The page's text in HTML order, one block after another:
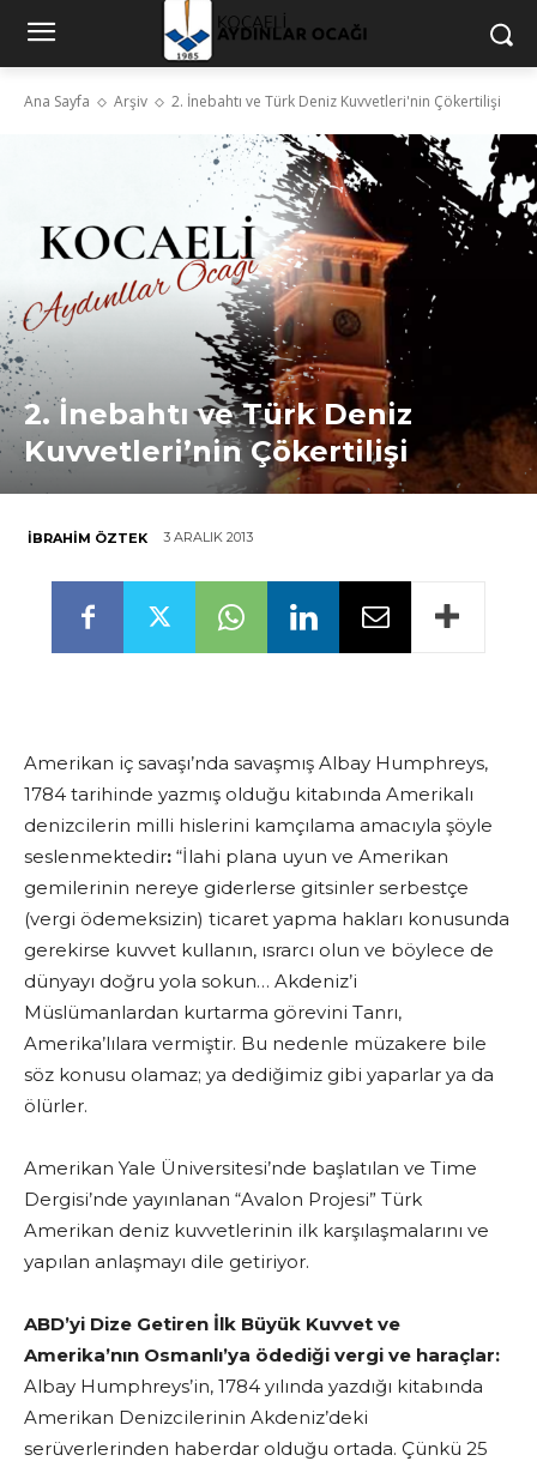
Ana Sayfa Arşiv 2. İnebahtı ve Türk Deniz Kuvvetleri'nin Çökertilişi
2. İnebahtı ve Türk Deniz
Kuvvetleri’nin Çökertilişi
İBRAHIM ÖZTEK 3 ARALIK 2013
Amerikan iç savaşı’nda savaşmış Albay Humphreys,
1784 tarihinde yazmış olduğu kitabında Amerikalı
denizcilerin milli hislerini kamçılama amacıyla şöyle
seslenmektedir: “İlahi plana uyun ve Amerikan
gemilerinin nereye giderlerse gitsinler serbestçe
(vergi ödemeksizin) ticaret yapma hakları konusunda
gerekirse kuvvet kullanın, ısrarcı olun ve böylece de
dünyayı doğru yola sokun… Akdeniz’i
Müslümanlardan kurtarma görevini Tanrı,
Amerika’lılara vermiştir. Bu nedenle müzakere bile
söz konusu olamaz; ya dediğimiz gibi yaparlar ya da
ölürler.
Amerikan Yale Üniversitesi’nde başlatılan ve Time
Dergisi’nde yayınlanan “Avalon Projesi” Türk
Amerikan deniz kuvvetlerinin ilk karşılaşmalarını ve
yapılan anlaşmayı dile getiriyor.
ABD’yi Dize Getiren İlk Büyük Kuvvet ve
Amerika’nın Osmanlı’ya ödediği vergi ve haraçlar:
Albay Humphreys’in, 1784 yılında yazdığı kitabında
Amerikan Denizcilerinin Akdeniz’deki
serüverlerinden haberdar olduğu ortada. Çünkü 25